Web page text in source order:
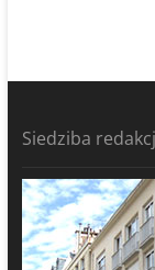
Siedziba